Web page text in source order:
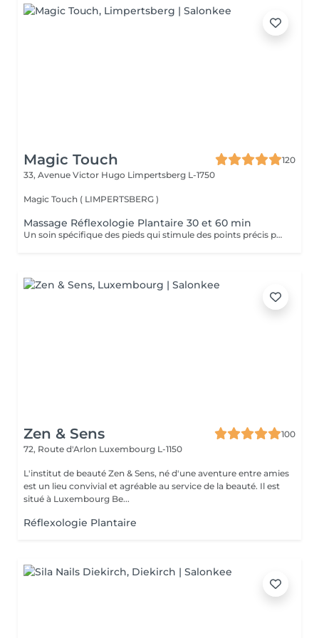
Magic Touch
120
33, Avenue Victor Hugo Limpertsberg L-1750
Magic Touch ( LIMPERTSBERG )
Massage Réflexologie Plantaire 30 et 60 min
Un soin spécifique des pieds qui stimule des points précis pour améliorer le bien-être général et équilibrer le corps.
Zen & Sens
100
72, Route d'Arlon Luxembourg L-1150
L'institut de beauté Zen & Sens, né d'une aventure entre amies
est un lieu convivial et agréable au service de la beauté. Il est
situé à Luxembourg Be...
Réflexologie Plantaire